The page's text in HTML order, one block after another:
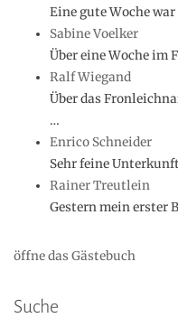
Eine gute Woche
Sabine Voelker
Über eine Woche im
Ralf Wiegand
Über das
…
Enrico Schneider
Sehr feine
Rainer Treutlein
Gestern mein erster
öffne das Gästebuch
Suche